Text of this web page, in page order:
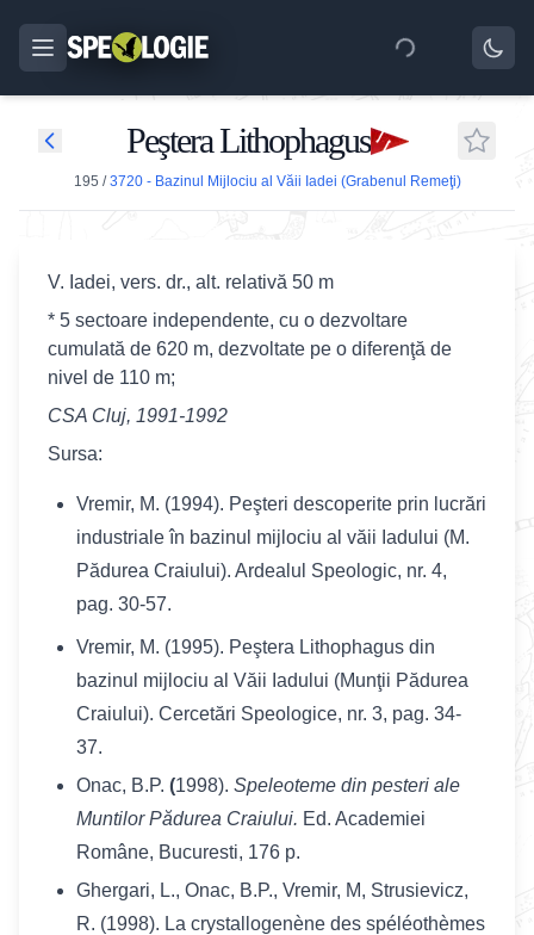
Peştera Lithophagus
195 /3720 - Bazinul Mijlociu al Văii Iadei (Grabenul Remeţi)
V. Iadei, vers. dr., alt. relativă 50 m
* 5 sectoare independente, cu o dezvoltare
cumulată de 620 m, dezvoltate pe o diferenţă de
nivel de 110 m;
CSA Cluj, 1991-1992
Sursa:
Vremir, M. (1994). Peşteri descoperite prin lucrări
industriale în bazinul mijlociu al văii Iadului (M.
Pădurea Craiului). Ardealul Speologic, nr. 4,
pag. 30-57.
Vremir, M. (1995). Peştera Lithophagus din
bazinul mijlociu al Văii Iadului (Munţii Pădurea
Craiului). Cercetări Speologice, nr. 3, pag. 34-
37.
Onac, B.P. (1998). Speleoteme din pesteri ale
Muntilor Pădurea Craiului. Ed. Academiei
Române, Bucuresti, 176 p.
Ghergari, L., Onac, B.P., Vremir, M, Strusievicz,
R. (1998). La crystallogenène des spéléothèmes